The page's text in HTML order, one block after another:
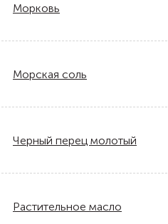
Морковь
Морская соль
Черный перец молотый
Растительное масло